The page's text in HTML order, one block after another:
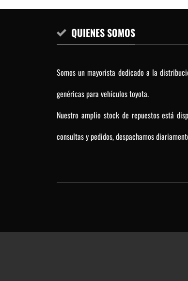
QUIENES SOMOS
Somos un mayorista dedicado a la
genéricas para vehículos toyota.
Nuestro amplio stock de repuestos está
consultas y pedidos, despachamos